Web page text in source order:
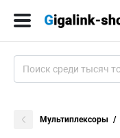
Мультиплексоры